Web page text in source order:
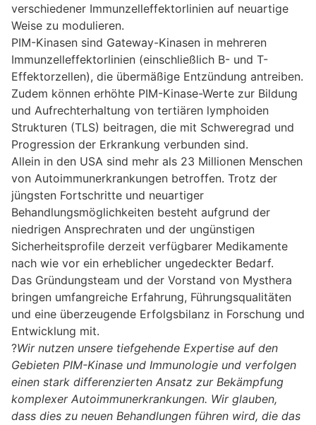
verschiedener Immunzelleffektorlinien auf neuartige
Weise zu modulieren.
PIM-Kinasen sind Gateway-Kinasen in mehreren
Immunzelleffektorlinien (einschließlich B- und T-
Effektorzellen), die übermäßige Entzündung antreiben.
Zudem können erhöhte PIM-Kinase-Werte zur Bildung
und Aufrechterhaltung von tertiären lymphoiden
Strukturen (TLS) beitragen, die mit Schweregrad und
Progression der Erkrankung verbunden sind.
Allein in den USA sind mehr als 23 Millionen Menschen
von Autoimmunerkrankungen betroffen. Trotz der
jüngsten Fortschritte und neuartiger
Behandlungsmöglichkeiten besteht aufgrund der
niedrigen Ansprechraten und der ungünstigen
Sicherheitsprofile derzeit verfügbarer Medikamente
nach wie vor ein erheblicher ungedeckter Bedarf.
Das Gründungsteam und der Vorstand von Mysthera
bringen umfangreiche Erfahrung, Führungsqualitäten
und eine überzeugende Erfolgsbilanz in Forschung und
Entwicklung mit.
?Wir nutzen unsere tiefgehende Expertise auf den
Gebieten PIM-Kinase und Immunologie und verfolgen
einen stark differenzierten Ansatz zur Bekämpfung
komplexer Autoimmunerkrankungen. Wir glauben,
dass dies zu neuen Behandlungen führen wird, die das